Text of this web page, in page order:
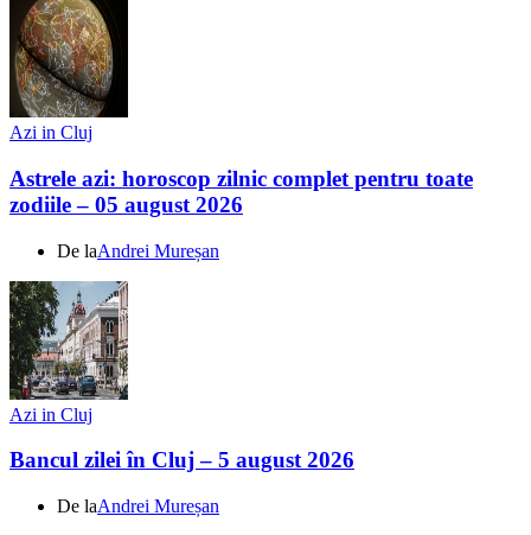
Azi in Cluj
Astrele azi: horoscop zilnic complet pentru toate
zodiile – 05 august 2026
De laAndrei Mureșan
Azi in Cluj
Bancul zilei în Cluj – 5 august 2026
De laAndrei Mureșan